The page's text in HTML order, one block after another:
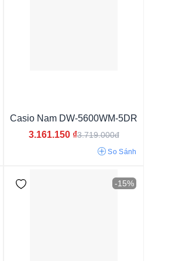
Casio Nam DW-5600WM-5DR
3.161.150 ₫3.719.000đ
So Sánh
-15%